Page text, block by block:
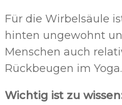
Für die Wirbelsäule
hinten ungewohnt
Menschen auch
Rückbeugen im Yoga.
Wichtig ist zu